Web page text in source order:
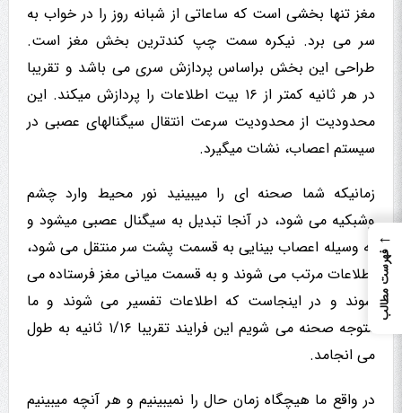
مغز تنها بخشی است که ساعاتی از شبانه روز را در خواب به
سر می برد. نیکره سمت چپ کندترین بخش مغز است.
طراحی این بخش براساس پردازش سری می باشد و تقریبا
در هر ثانیه کمتر از ۱۶ بیت اطلاعات را پردازش میکند. این
محدودیت از محدودیت سرعت انتقال سیگنالهای عصبی در
سیستم اعصاب، نشات میگیرد.
زمانیکه شما صحنه ای را میبینید نور محیط وارد چشم
وشبکیه می شود، در آنجا تبدیل به سیگنال عصبی میشود و
به وسیله اعصاب بینایی به قسمت پشت سر منتقل می شود،
اطلاعات مرتب می شوند و به قسمت میانی مغز فرستاده می
شوند و در اینجاست که اطلاعات تفسیر می شوند و ما
متوجه صحنه می شویم این فرایند تقریبا ۱/۱۶ ثانیه به طول
می انجامد.
در واقع ما هیچگاه زمان حال را نمیبینیم و هر آنچه میبینیم
←
فهرست مطالب